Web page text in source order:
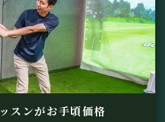
スンがお手頃価格